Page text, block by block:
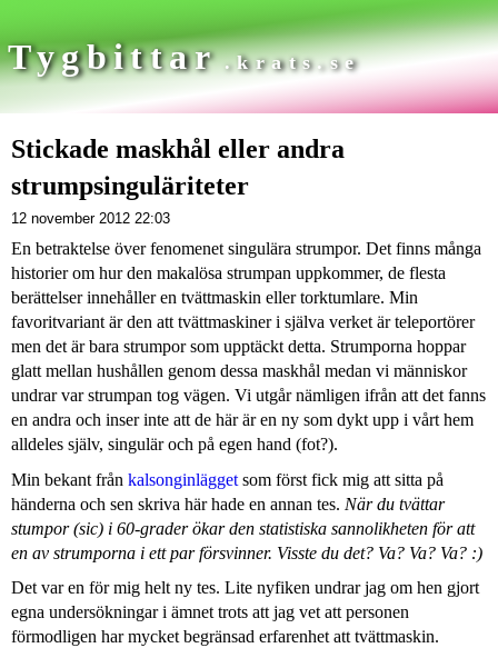
Tygbittar .krats.se
Stickade maskhål eller andra
strumpsinguläriteter
12 november 2012 22:03
En betraktelse över fenomenet singulära strumpor. Det finns många
historier om hur den makalösa strumpan uppkommer, de flesta
berättelser innehåller en tvättmaskin eller torktumlare. Min
favoritvariant är den att tvättmaskiner i själva verket är teleportörer
men det är bara strumpor som upptäckt detta. Strumporna hoppar
glatt mellan hushållen genom dessa maskhål medan vi människor
undrar var strumpan tog vägen. Vi utgår nämligen ifrån att det fanns
en andra och inser inte att de här är en ny som dykt upp i vårt hem
alldeles själv, singulär och på egen hand (fot?).
Min bekant från kalsonginläggetsom först fick mig att sitta på
händerna och sen skriva här hade en annan tes. När du tvättar
stumpor (sic) i 60-grader ökar den statistiska sannolikheten för att
en av strumporna i ett par försvinner. Visste du det? Va? Va? Va? :)
Det var en för mig helt ny tes. Lite nyfiken undrar jag om hen gjort
egna undersökningar i ämnet trots att jag vet att personen
förmodligen har mycket begränsad erfarenhet att tvättmaskin.